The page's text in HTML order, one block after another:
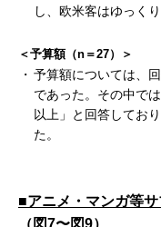
し、欧米客はゆっく
＜予算額（n＝27）＞
・ 予算額については、
であった。その中で
以上」と回答してお
た。
■アニメ・マンガ等